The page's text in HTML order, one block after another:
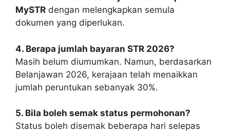
MySTR dengan melengkapkan semula
dokumen yang diperlukan.
4. Berapa jumlah bayaran STR 2026?
Masih belum diumumkan. Namun, berdasarkan
Belanjawan 2026, kerajaan telah menaikkan
jumlah peruntukan sebanyak 30%.
5. Bila boleh semak status permohonan?
Status boleh disemak beberapa hari selepas